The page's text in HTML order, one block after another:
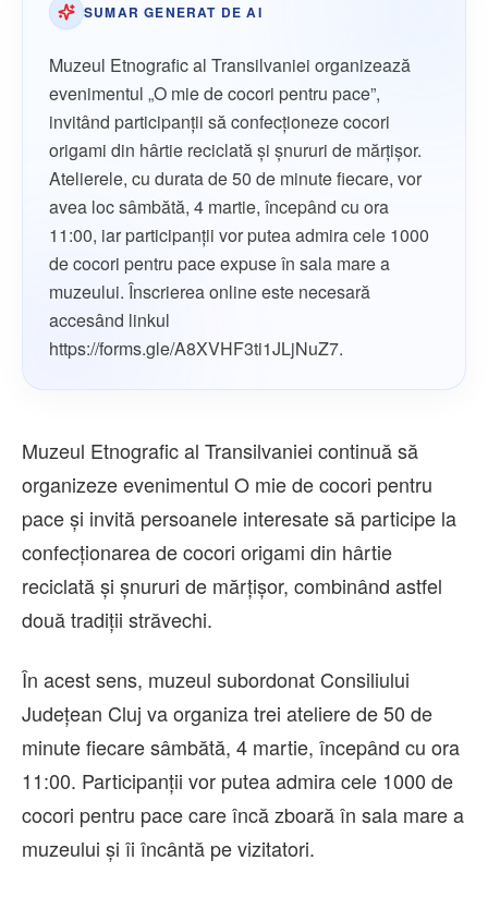
SUMAR GENERAT DE AI
Muzeul Etnografic al Transilvaniei organizează
evenimentul „O mie de cocori pentru pace”,
invitând participanții să confecționeze cocori
origami din hârtie reciclată și șnururi de mărțișor.
Atelierele, cu durata de 50 de minute fiecare, vor
avea loc sâmbătă, 4 martie, începând cu ora
11:00, iar participanții vor putea admira cele 1000
de cocori pentru pace expuse în sala mare a
muzeului. Înscrierea online este necesară
accesând linkul
https://forms.gle/A8XVHF3ti1JLjNuZ7.
Muzeul Etnografic al Transilvaniei continuă să
organizeze evenimentul O mie de cocori pentru
pace și invită persoanele interesate să participe la
confecționarea de cocori origami din hârtie
reciclată și șnururi de mărțișor, combinând astfel
două tradiții străvechi.
În acest sens, muzeul subordonat Consiliului
Județean Cluj va organiza trei ateliere de 50 de
minute fiecare sâmbătă, 4 martie, începând cu ora
11:00. Participanții vor putea admira cele 1000 de
cocori pentru pace care încă zboară în sala mare a
muzeului și îi încântă pe vizitatori.